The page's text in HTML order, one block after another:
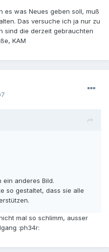
es was Neues geben soll, muß
Das versuche ich ja nur zu
sind die derzeit gebrauchten
KAM
ein anderes Bild.
so gestaltet, dass sie alle
mal so schlimm, ausser
:ph34r: